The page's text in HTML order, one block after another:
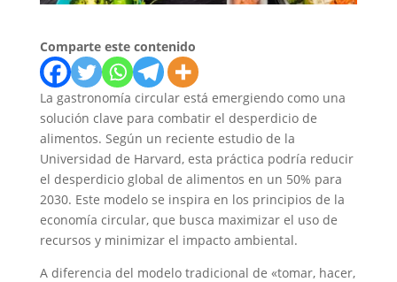
Comparte este contenido
La gastronomía circular está emergiendo como una
solución clave para combatir el desperdicio de
alimentos. Según un reciente estudio de la
Universidad de Harvard, esta práctica podría reducir
el desperdicio global de alimentos en un 50% para
2030. Este modelo se inspira en los principios de la
economía circular, que busca maximizar el uso de
recursos y minimizar el impacto ambiental.
A diferencia del modelo tradicional de «tomar, hacer,